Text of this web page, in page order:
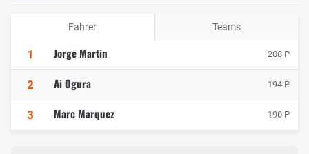
Fahrer Teams
1 Jorge Martin 208 P
2 Ai Ogura 194 P
3 Marc Marquez 190 P